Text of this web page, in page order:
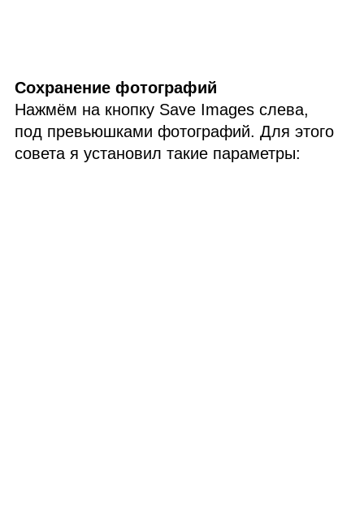
Сохранение фотографий
Нажмём на кнопку Save Images слева,
под превьюшками фотографий. Для этого
совета я установил такие параметры: